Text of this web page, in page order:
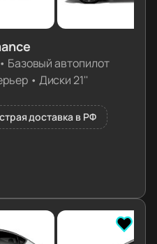
• Базовый автопилот
• Диски 21''
доставка в РФ